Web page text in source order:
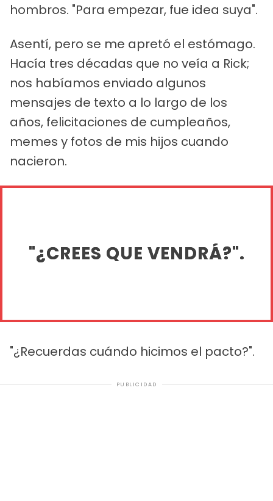
hombros. "Para empezar, fue idea suya".
Asentí, pero se me apretó el estómago.
Hacía tres décadas que no veía a Rick;
nos habíamos enviado algunos
mensajes de texto a lo largo de los
años, felicitaciones de cumpleaños,
memes y fotos de mis hijos cuando
nacieron.
"¿CREES QUE VENDRÁ?".
"¿Recuerdas cuándo hicimos el pacto?".
PUBLICIDAD